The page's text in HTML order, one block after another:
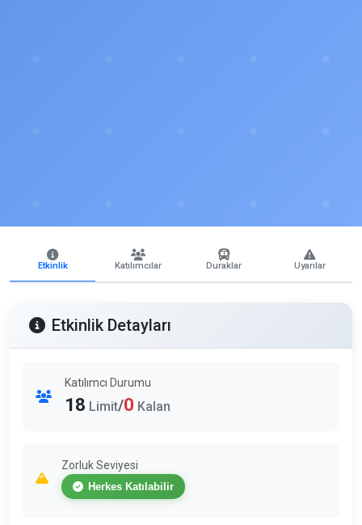
Etkinlik Katılımcılar Duraklar Uyarılar
Etkinlik Detayları
Katılımcı Durumu
18 Limit/0 Kalan
Zorluk Seviyesi
Herkes Katılabilir